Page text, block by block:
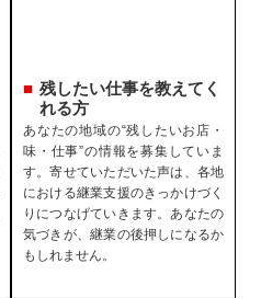
残したい仕事を教えてく
れる方
あなたの地域の“残したいお店・
味・仕事”の情報を募集していま
す。寄せていただいた声は、各地
における継業支援のきっかけづく
りにつなげていきます。あなたの
気づきが、継業の後押しになるか
もしれません。